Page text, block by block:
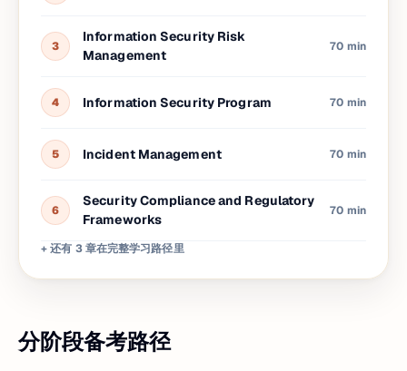
3
Information Security Risk
Management
70 min
4 Information Security Program 70 min
5 Incident Management 70 min
6
Security Compliance and Regulatory
Frameworks
70 min
+ 还有 3 章在完整学习路径里
分阶段备考路径